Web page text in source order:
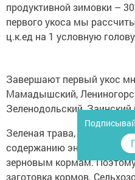
продуктивной зимовки –
первого укоса мы
ц.к.ед на 1 условную
Завершают первый укос
Мамадышский,
Зеленодольский,
Зеленая трава, убранная в
содержанию энергии в
зерновым кормам.
заготовка кормов.